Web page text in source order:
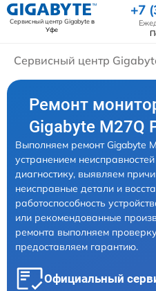
Сервисный центр Gigabyteв
Уфе
+7
Сервисный центр
Ремонт
Gigabyte M27Q
Выполняем ремонт Gigabyte
устранением
диагностику, выявляем
неисправные детали и
работоспособность
или рекомендованные
ремонта выполняем
предоставляем гарантию.
Официальный